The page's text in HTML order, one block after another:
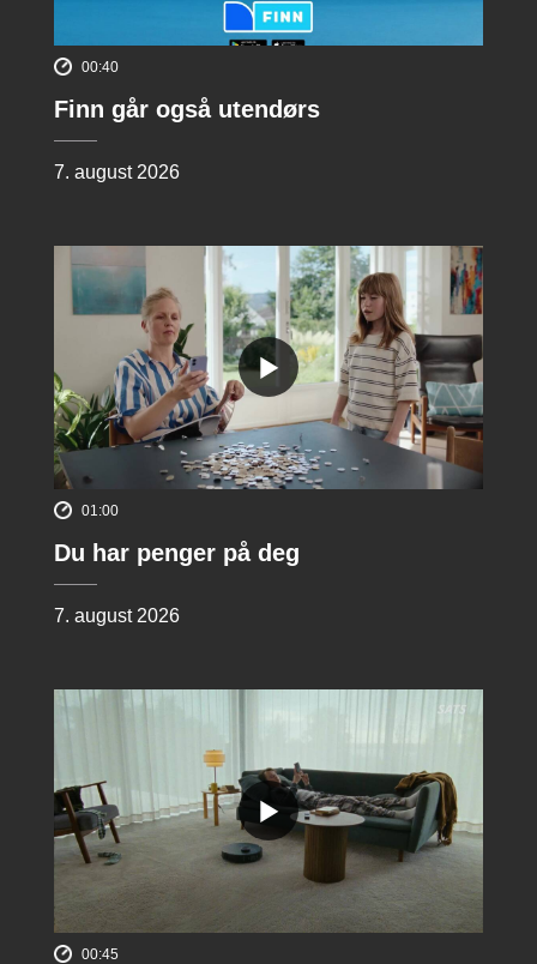
00:40
Finn går også utendørs
7. august 2026
01:00
Du har penger på deg
7. august 2026
00:45